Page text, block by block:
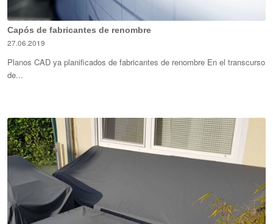
Capós de fabricantes de renombre
27.06.2019
Planos CAD ya planificados de fabricantes de renombre En el transcurso
de...